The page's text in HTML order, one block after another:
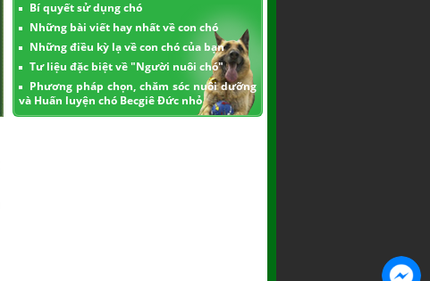
Bí quyết sử dụng chó
Những bài viết hay nhất về con chó
Những điều kỳ lạ về con chó của bạn
Tư liệu đặc biệt về "Người nuôi chó"
Phương pháp chọn, chăm sóc nuôi dưỡng
và Huấn luyện chó Becgiê Đức nhỏ